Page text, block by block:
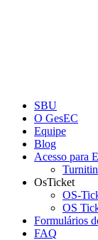
SBU
O GesEC
Equipe
Blog
Acesso para
OsTicket
OS-
OS
Formulários
FAQ